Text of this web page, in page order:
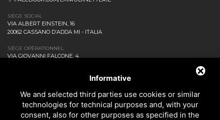
SIÈGE SOCIAL
VIA ALBERT EINSTEIN, 16
20062 CASSANO D’ADDA MI - ITALIA
SIÈGE OPÉRATIONNEL
VIA GIOVANNI FALCONE, 4
DOWNLOAD
CONTACTEZ-NOUS!
PRIVACY
Informative
We and selected third parties use cookies or similar
technologies for technical purposes and, with your
consent, also for other purposes as specified in the